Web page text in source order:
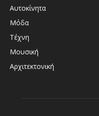
Αυτοκίνητα
Μόδα
Τέχνη
Μουσική
Αρχιτεκτονική